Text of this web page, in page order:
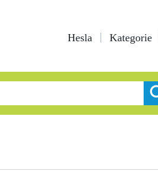
Hesla Kategorie